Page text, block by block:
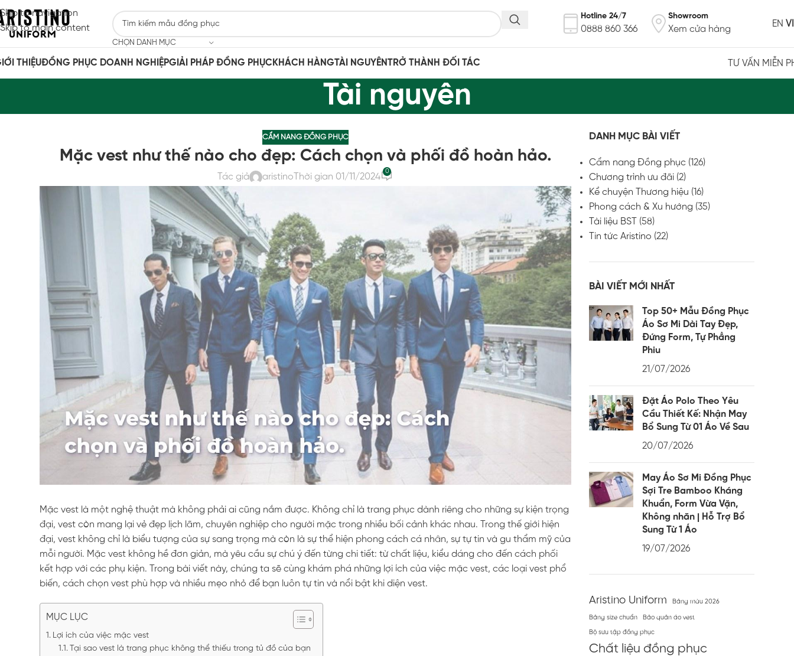
Skip to navigation
Skip to main content
CHỌN DANH MỤC
Hotline 24/7
0888 860 366
Showroom
Xem cửa hàng
EN VI
THIỆUĐỒNG PHỤC DOANH NGHIỆPGIẢI PHÁP ĐỒNG PHỤC KHÁCH HÀNGTÀI NGUYÊNTRỞ THÀNH ĐỐI TÁC TƯ VẤN MIỄN
Tài nguyên
CẨM NANG ĐỒNG PHỤC
Mặc vest như thế nào cho đẹp: Cách chọn và phối đồ hoàn hảo.
Tác giả aristino Thời gian 01/11/2024
0
Mặc vest là một nghệ thuật mà không phải ai cũng nắm được. Không chỉ là trang phục dành riêng cho những sự kiện trọng
đại, vest còn mang lại vẻ đẹp lịch lãm, chuyên nghiệp cho người mặc trong nhiều bối cảnh khác nhau. Trong thế giới hiện
đại, vest không chỉ là biểu tượng của sự sang trọng mà còn là sự thể hiện phong cách cá nhân, sự tự tin và gu thẩm mỹ của
mỗi người. Mặc vest không hề đơn giản, mà yêu cầu sự chú ý đến từng chi tiết: từ chất liệu, kiểu dáng cho đến cách phối
kết hợp với các phụ kiện. Trong bài viết này, chúng ta sẽ cùng khám phá những lợi ích của việc mặc vest, các loại vest phổ
biến, cách chọn vest phù hợp và nhiều mẹo nhỏ để bạn luôn tự tin và nổi bật khi diện vest.
MỤC LỤC
Lợi ích của việc mặc vest
Tại sao vest là trang phục không thể thiếu trong tủ đồ của bạn
DANH MỤC BÀI VIẾT
Cẩm nang Đồng phục (126)
Chương trình ưu đãi(2)
Kể chuyện Thương hiệu (16)
Phong cách & Xu hướng (35)
Tài liệu BST
(58)
Tin tức Aristino (22)
BÀI VIẾT MỚI NHẤT
Top 50+ Mẫu Đồng Phục
Áo Sơ Mi Dài Tay Đẹp,
Đứng Form, Tự Phẳng
Phiu
21/07/2026
Đặt Áo Polo Theo Yêu
Cầu Thiết Kế: Nhận May
Bổ Sung Từ 01 Áo Về Sau
20/07/2026
May Áo Sơ Mi Đồng Phục
Sợi Tre Bamboo Kháng
Khuẩn, Form Vừa Vặn,
Không nhăn | Hỗ Trợ Bổ
Sung Từ 1 Áo
19/07/2026
Aristino Uniform Bảng màu 2026
Bảng size chuẩn Bảo quản áo vest
Bộ sưu tập đồng phục
Chất liệu đồng phục